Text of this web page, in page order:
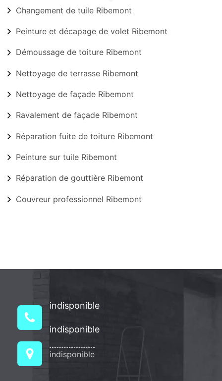
Changement de tuile Ribemont
Peinture et décapage de volet Ribemont
Démoussage de toiture Ribemont
Nettoyage de terrasse Ribemont
Nettoyage de façade Ribemont
Ravalement de façade Ribemont
Réparation fuite de toiture Ribemont
Peinture sur tuile Ribemont
Réparation de gouttière Ribemont
Couvreur professionnel Ribemont
indisponible
indisponible
indisponible